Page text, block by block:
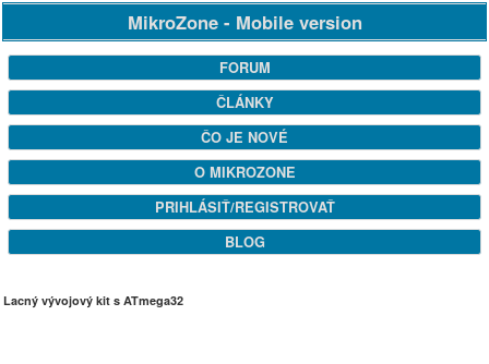
MikroZone - Mobile version
FORUM
ČLÁNKY
ČO JE NOVÉ
O MIKROZONE
PRIHLÁSIŤ/REGISTROVAŤ
BLOG
Lacný vývojový kit s ATmega32